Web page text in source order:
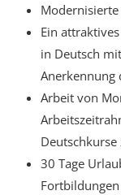
Ein
in Deutsch
Anerkennung
Arbeit von
30 Tage
Fortbildungen